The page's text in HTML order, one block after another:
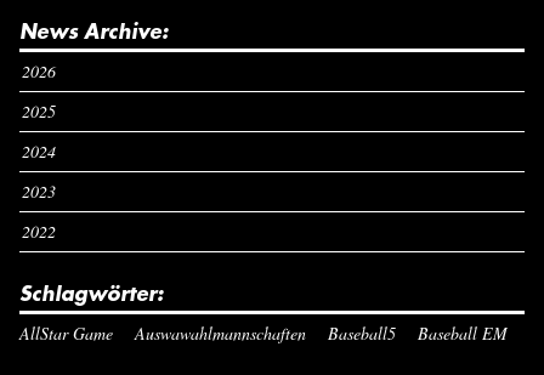
News Archive:
2026
2025
2024
2023
2022
Schlagwörter:
AllStar Game Auswawahlmannschaften Baseball5 Baseball EM